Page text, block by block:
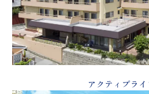
アクティブラ